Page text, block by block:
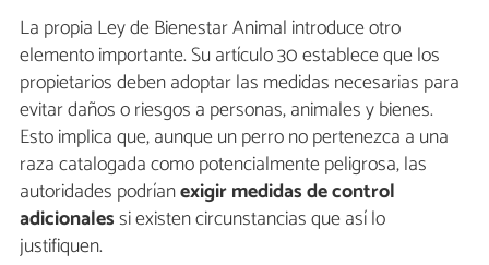
La propia Ley de Bienestar Animal introduce otro
elemento importante. Su artículo 30 establece que los
propietarios deben adoptar las medidas necesarias para
evitar daños o riesgos a personas, animales y bienes.
Esto implica que, aunque un perro no pertenezca a una
raza catalogada como potencialmente peligrosa, las
autoridades podríanexigir medidas de control
adicionalessi existen circunstancias que así lo
justifiquen.